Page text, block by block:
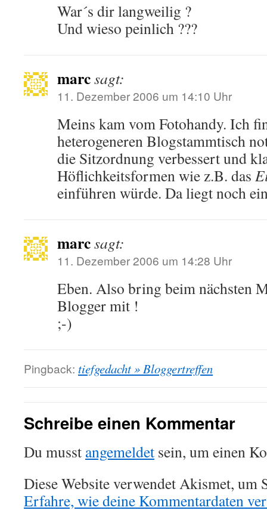
War´s dir langweilig ?
Und wieso peinlich ???
marcsagt:
11. Dezember 2006 um 14:10 Uhr
Meins kam vom Fotohandy. Ich
heterogeneren Blogstammtisch
die Sitzordnung verbessert und
Höflichkeitsformen wie z.B. das
einführen würde. Da liegt noch
marcsagt:
11. Dezember 2006 um 14:28 Uhr
Eben. Also bring beim nächsten
Blogger mit !
;-)
Pingback: tiefgedacht » Bloggertreffen
Schreibe einen Kommentar
Du musst angemeldet sein, um einen
Diese Website verwendet Akismet, um
Erfahre, wie deine Kommentardaten